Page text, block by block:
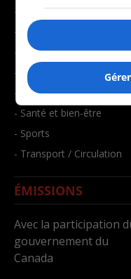
- Culture
- Économie
- Éducation
- Environnement
- Faits divers
- Santé et bien-être
- Sports
- Transport / Circulation
ÉMISSIONS
Avec la participation
gouvernement du
Canada